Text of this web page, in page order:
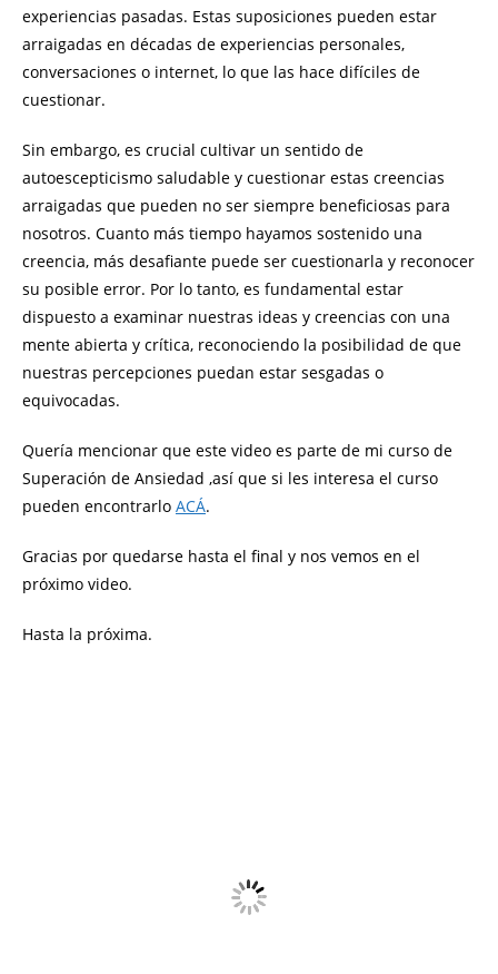
experiencias pasadas. Estas suposiciones pueden estar
arraigadas en décadas de experiencias personales,
conversaciones o internet, lo que las hace difíciles de
cuestionar.
Sin embargo, es crucial cultivar un sentido de
autoescepticismo saludable y cuestionar estas creencias
arraigadas que pueden no ser siempre beneficiosas para
nosotros. Cuanto más tiempo hayamos sostenido una
creencia, más desafiante puede ser cuestionarla y reconocer
su posible error. Por lo tanto, es fundamental estar
dispuesto a examinar nuestras ideas y creencias con una
mente abierta y crítica, reconociendo la posibilidad de que
nuestras percepciones puedan estar sesgadas o
equivocadas.
Quería mencionar que este video es parte de mi curso de
Superación de Ansiedad ,así que si les interesa el curso
pueden encontrarlo ACÁ.
Gracias por quedarse hasta el final y nos vemos en el
próximo video.
Hasta la próxima.